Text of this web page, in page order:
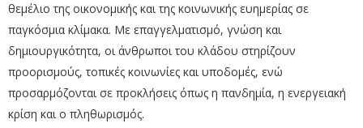
θεμέλιο της οικονομικής και της κοινωνικής ευημερίας σε
παγκόσμια κλίμακα. Με επαγγελματισμό, γνώση και
δημιουργικότητα, οι άνθρωποι του κλάδου στηρίζουν
προορισμούς, τοπικές κοινωνίες και υποδομές, ενώ
προσαρμόζονται σε προκλήσεις όπως η πανδημία, η ενεργειακή
κρίση και ο πληθωρισμός.